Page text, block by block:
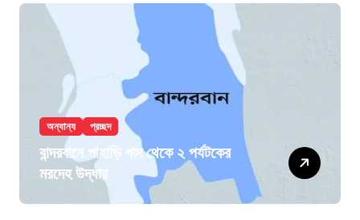
অন্যান্য প্রচ্ছদ
বান্দরবানে পাহাড়ি খাদ থেকে ২ পর্যটকের
মরদেহ উদ্ধার